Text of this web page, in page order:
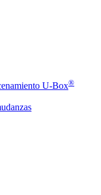
U-Box®